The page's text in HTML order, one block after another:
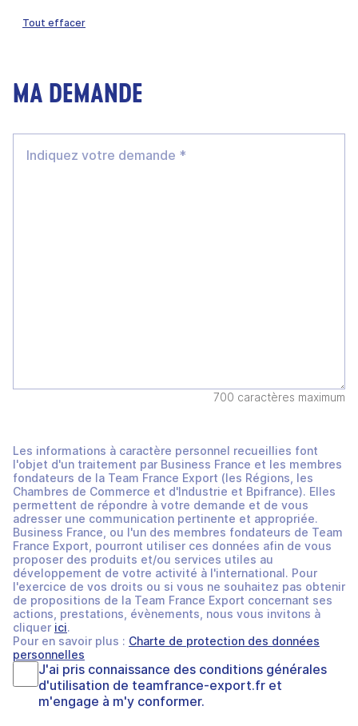
Tout effacer
MA DEMANDE
700 caractères maximum
Les informations à caractère personnel recueillies font
l'objet d'un traitement par Business France et les membres
fondateurs de la Team France Export (les Régions, les
Chambres de Commerce et d'Industrie et Bpifrance). Elles
permettent de répondre à votre demande et de vous
adresser une communication pertinente et appropriée.
Business France, ou l'un des membres fondateurs de Team
France Export, pourront utiliser ces données afin de vous
proposer des produits et/ou services utiles au
développement de votre activité à l'international. Pour
l'exercice de vos droits ou si vous ne souhaitez pas obtenir
de propositions de la Team France Export concernant ses
actions, prestations, évènements, nous vous invitons à
cliquer ici.
Pour en savoir plus : Charte de protection des données
personnelles
J'ai pris connaissance des conditions générales
d'utilisation de teamfrance-export.fr et
m'engage à m'y conformer.